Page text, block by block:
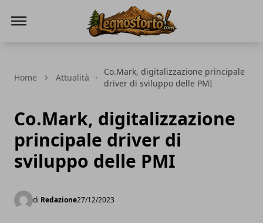
Home Attualità
Co.Mark, digitalizzazione principale
driver di sviluppo delle PMI
Co.Mark, digitalizzazione
principale driver di
sviluppo delle PMI
di Redazione27/12/2023